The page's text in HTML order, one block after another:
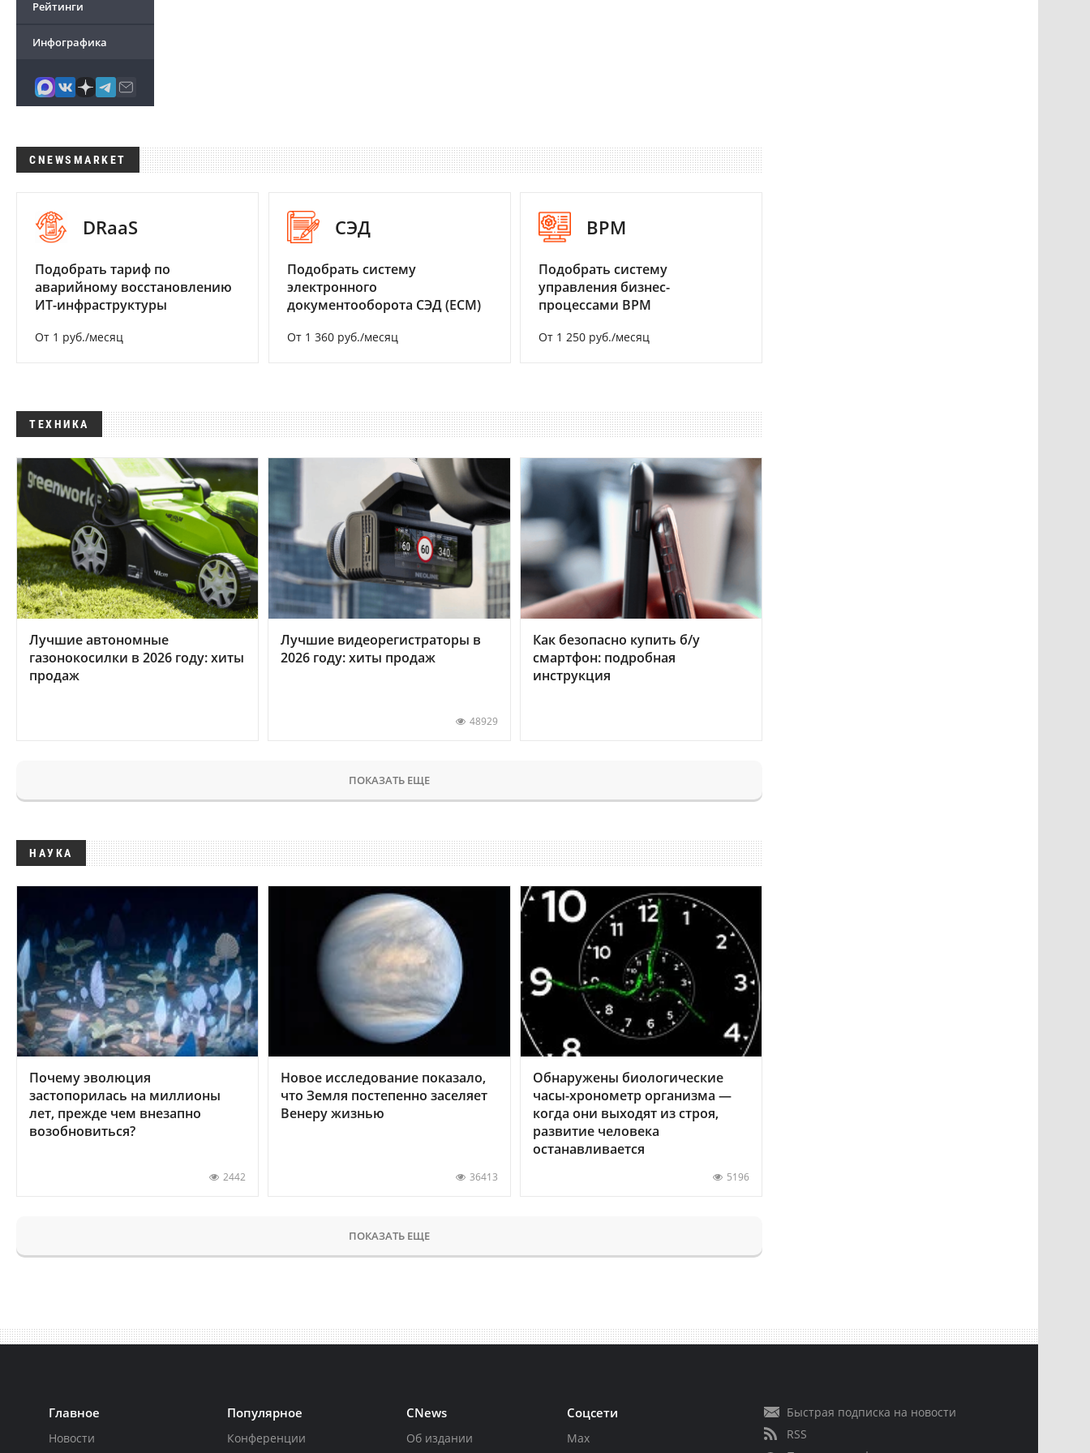
Рейтинги
Инфографика
CNEWSMARKET
DRaaS
Подобрать тариф по
аварийному восстановлению
ИТ-инфраструктуры
От 1 руб./месяц
СЭД
Подобрать систему
электронного
документооборота СЭД (ECM)
От 1 360 руб./месяц
BPM
Подобрать систему
управления бизнес-
процессами BPM
От 1 250 руб./месяц
ТЕХНИКА
Лучшие автономные
газонокосилки в 2026 году: хиты
продаж
Лучшие видеорегистраторы в
2026 году: хиты продаж
48929
Как безопасно купить б/у
смартфон: подробная
инструкция
ПОКАЗАТЬ ЕЩЕ
НАУКА
Почему эволюция
застопорилась на миллионы
лет, прежде чем внезапно
возобновиться?
2442
Новое исследование показало,
что Земля постепенно заселяет
Венеру жизнью
36413
Обнаружены биологические
часы-хронометр организма —
когда они выходят из строя,
развитие человека
останавливается
5196
ПОКАЗАТЬ ЕЩЕ
Главное
Новости
Популярное
Конференции
CNews
Об издании
Соцсети
Max
Быстрая подписка на новости
RSS